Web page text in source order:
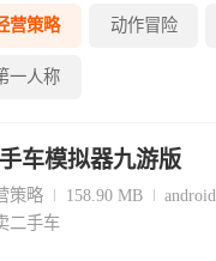
营策略 动作冒险
一人称
车模拟器九游版
策略 158.90 MB
android
二手车